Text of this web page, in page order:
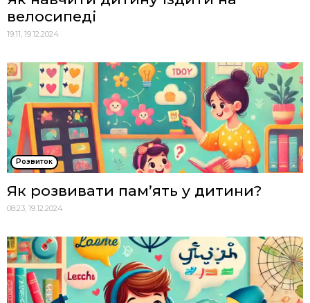
велосипеді
19:11, 19.12.2024
Розвиток
Як розвивати пам’ять у дитини?
08:23, 19.12.2024